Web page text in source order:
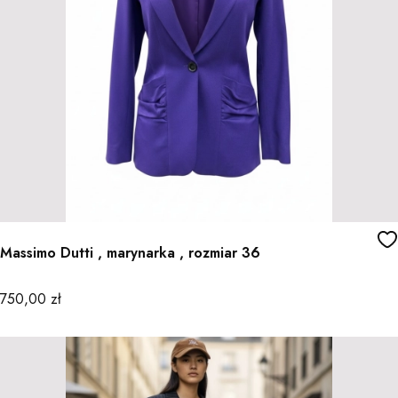
Massimo Dutti , marynarka , rozmiar 36
Cena
750,00 zł